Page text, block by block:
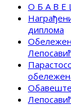
О Б А В
диплома